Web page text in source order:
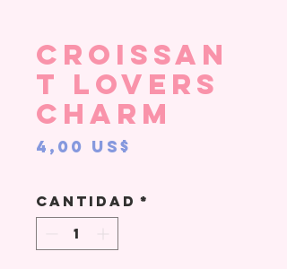
Croissan
t Lovers
Charm
4,00 US$
Cantidad *